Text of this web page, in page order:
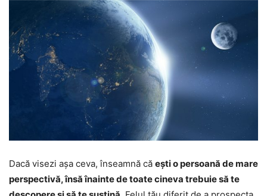
Dacă visezi așa ceva, înseamnă că ești o persoană de mare
perspectivă, însă înainte de toate cineva trebuie să te